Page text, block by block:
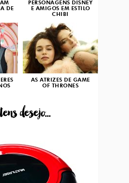
DE
PERSONAGENS DISNEY
E AMIGOS EM ESTILO
CHIBI
AS ATRIZES DE GAME
OF THRONES
desejo...